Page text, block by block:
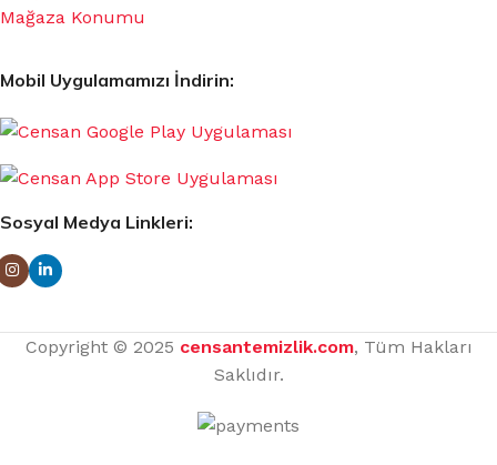
Mağaza Konumu
Mobil Uygulamamızı İndirin:
Sosyal Medya Linkleri:
Copyright © 2025 censantemizlik.com, Tüm Hakları
Saklıdır.